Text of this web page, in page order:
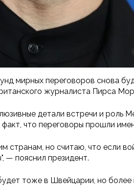
мирных переговоров снова
журналиста Пирса
детали встречи и роль
что переговоры прошли
но считаю, что если
— пояснил президент.
тоже в Швейцарии, но